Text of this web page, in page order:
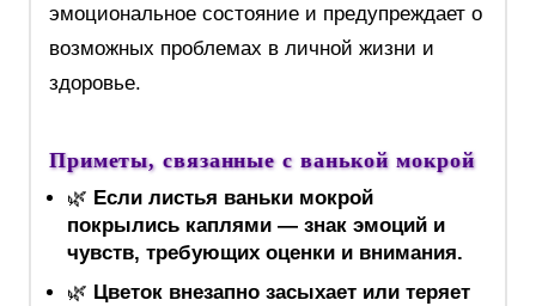
эмоциональное состояние и предупреждает о
возможных проблемах в личной жизни и
здоровье.
Приметы, связанные с ванькой мокрой
🌿 Если листья ваньки мокрой
покрылись каплями — знак эмоций и
чувств, требующих оценки и внимания.
🌿 Цветок внезапно засыхает или теряет